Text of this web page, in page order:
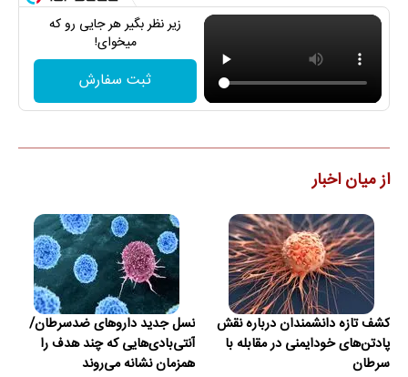
زیر نظر بگیر هر جایی رو که
میخوای!
ثبت سفارش
از میان اخبار
کشف تازه دانشمندان درباره نقش
پادتن‌های خودایمنی در مقابله با
سرطان
نسل جدید داروهای ضدسرطان/
آنتی‌بادی‌هایی که چند هدف را
همزمان نشانه می‌روند